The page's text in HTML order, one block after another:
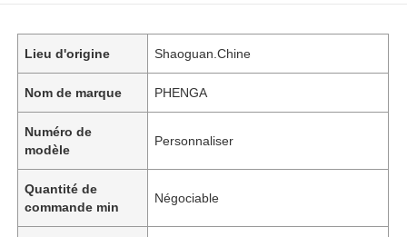
Lieu d'origine Shaoguan.Chine
Nom de marque PHENGA
Numéro de
modèle
Personnaliser
Quantité de
commande min
Négociable